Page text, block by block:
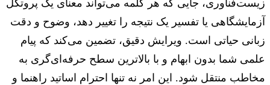
جایی که هر کلمه می‌تواند معنای یک پروتکل
یا تفسیر یک نتیجه را تغییر دهد، وضوح و دقت
حیاتی است. ویرایش دقیق، تضمین می‌کند که پیام
شما بدون ابهام و با بالاترین سطح حرفه‌ای‌گری به
منتقل شود. این امر نه تنها احترام اساتید راهنما و